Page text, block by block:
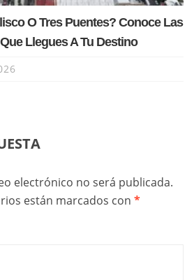
O Tres Puentes? Conoce Las
Llegues A Tu Destino
electrónico no será publicada.
están marcados con *